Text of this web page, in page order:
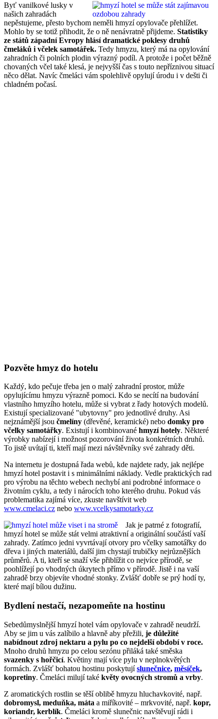
Byť vanilkové lusky v
našich zahradách
nepěstujeme, přesto bychom neměli hmyzí opylovače přehlížet.
Mohlo by se totiž přihodit, že o ně nenávratně přijdeme. Statistiky
ze států západní Evropy hlásí dramatické poklesy druhů
čmeláků i včelek samotářek. Tedy hmyzu, který má na opylování
zahradních či polních plodin výrazný podíl. A protože i počet běžně
chovaných včel také klesá, je nejvyšší čas s touto nepříznivou situací
něco dělat. Navíc čmeláci vám spolehlivě opylují úrodu i v dešti či
chladném počasí.
Pozvěte hmyz do hotelu
Každý, kdo pečuje třeba jen o malý zahradní prostor, může
opylujícímu hmyzu výrazně pomoci. Kdo se necítí na budování
vlastního hmyzího hotelu, může si vybrat z řady hotových modelů.
Existují specializované "ubytovny" pro jednotlivé druhy. Asi
nejznámější jsou čmelíny (dřevěné, keramické) nebo domky pro
včelky samotářky. Existují i kombinované hmyzí hotely. Některé
výrobky nabízejí i možnost pozorování života konkrétních druhů.
To jistě uvítají ti, kteří mají mezi návštěvníky své zahrady děti.
Na internetu je dostupná řada webů, kde najdete rady, jak nejlépe
hmyzí hotel postavit i s minimálními náklady. Vedle praktických rad
pro výrobu na těchto webech nechybí ani podrobné informace o
životním cyklu, a tedy i nárocích toho kterého druhu. Pokud vás
problematika zajímá více, zkuste navštívit web
www.cmelaci.cz nebo www.vcelkysamotarky.cz
Jak je patrné z fotografií,
hmyzí hotel se může stát velmi atraktivní a originální součástí vaší
zahrady. Zatímco jedni vyvrtávají otvory pro včelky samotářky do
dřeva i jiných materiálů, další jim chystají trubičky nejrůznějších
průměrů. A ti, kteří se snaží vše přiblížit co nejvíce přírodě, se
poohlížejí po vhodných úkrytech přímo v přírodě. Jistě i na vaší
zahradě brzy objevíte vhodné stonky. Zvlášť dobře se prý hodí ty,
které mají bílou dužinu.
Bydlení nestačí, nezapomeňte na hostinu
Sebedůmyslnější hmyzí hotel vám opylovače v zahradě neudrží.
Aby se jim u vás zalíbilo a hlavně aby přežili, je důležité
nabídnout zdroj nektaru a pylu po co nejdelší období v roce.
Mnoho druhů hmyzu po celou sezónu přiláká také směska
svazenky s hořčicí. Květiny mají více pylu v neplnokvětých
formách. Zvlášť bohatou hostinu poskytujíslunečnice, měsíček,
kopretiny. Čmeláci milují také květy ovocných stromů a vrby.
Z aromatických rostlin se těší oblibě hmyzu hluchavkovité, např.
dobromysl, meduňka, máta a miříkovité – mrkvovité, např. kopr,
koriandr, kerblík. Čmeláci kromě slunečnic navštěvují rádi i